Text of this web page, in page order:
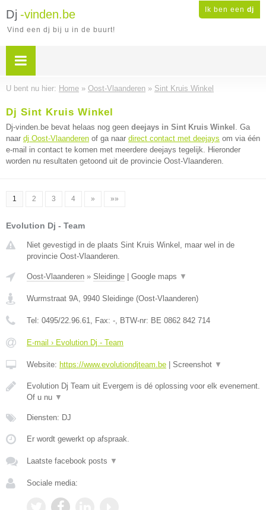
Ik ben een dj
Dj -vinden.be
Vind een dj bij u in de buurt!
U bent nu hier: Home » Oost-Vlaanderen » Sint Kruis Winkel
Dj Sint Kruis Winkel
Dj-vinden.be bevat helaas nog geen deejays in Sint Kruis Winkel . Ga
naar dj Oost-Vlaanderen of ga naar direct contact met deejays om via één
e-mail in contact te komen met meerdere deejays tegelijk. Hieronder
worden nu resultaten getoond uit de provincie Oost-Vlaanderen.
1 2 3 4 » »»
Evolution Dj - Team
Niet gevestigd in de plaats Sint Kruis Winkel, maar wel in de
provincie Oost-Vlaanderen.
Oost-Vlaanderen » Sleidinge Google maps ▼
Wurmstraat 9A, 9940 Sleidinge (Oost-Vlaanderen)
Tel: 0495/22.96.61, Fax: -, BTW-nr: BE 0862 842 714
E-mail › Evolution Dj - Team
Website: https://www.evolutiondjteam.be Screenshot ▼
Evolution Dj Team uit Evergem is dé oplossing voor elk evenement.
Of u nu ▼
Diensten: DJ
Er wordt gewerkt op afspraak.
Laatste facebook posts ▼
Sociale media: